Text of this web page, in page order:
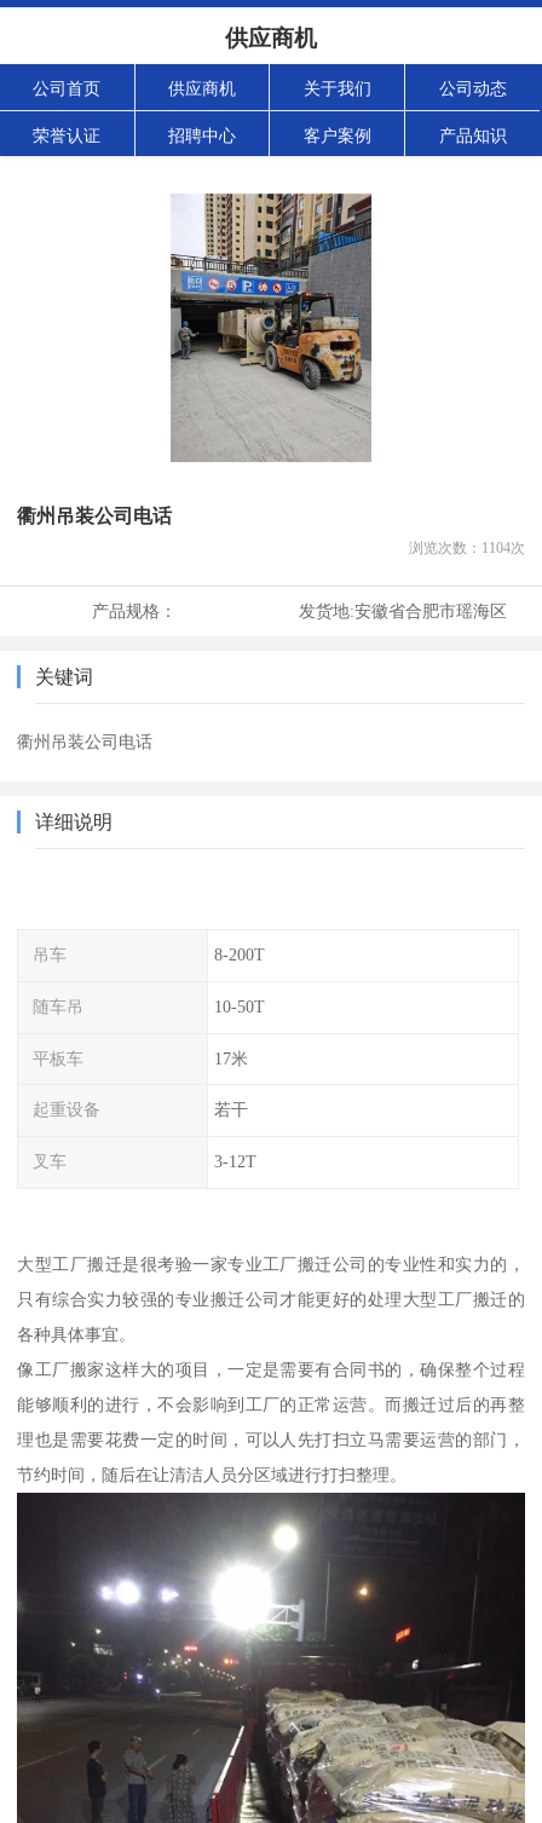
供应商机
公司首页 供应商机 关于我们 公司动态
荣誉认证 招聘中心 客户案例 产品知识
衢州吊装公司电话
浏览次数： 1104次
产品规格： 发货地:安徽省合肥市瑶海区
关键词
衢州吊装公司电话
详细说明
吊车 8-200T
随车吊 10-50T
平板车 17米
起重设备 若干
叉车 3-12T
大型工厂搬迁是很考验一家专业工厂搬迁公司的专业性和实力的，
只有综合实力较强的专业搬迁公司才能更好的处理大型工厂搬迁的
各种具体事宜。
像工厂搬家这样大的项目，一定是需要有合同书的，确保整个过程
能够顺利的进行，不会影响到工厂的正常运营。而搬迁过后的再整
理也是需要花费一定的时间，可以人先打扫立马需要运营的部门，
节约时间，随后在让清洁人员分区域进行打扫整理。